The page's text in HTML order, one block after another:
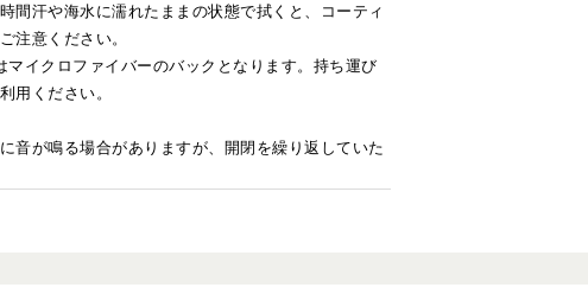
間汗や海水に濡れたままの状態で拭くと、コーティ
注意ください。
イクロファイバーのバックとなります。持ち運び
用ください。
音が鳴る場合がありますが、開閉を繰り返していた